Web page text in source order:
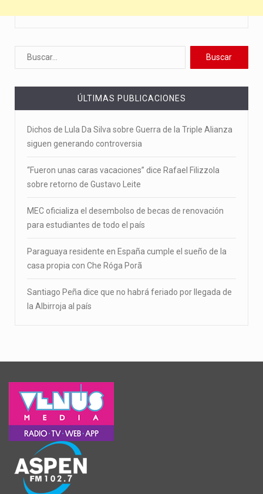
ÚLTIMAS PUBLICACIONES
Dichos de Lula Da Silva sobre Guerra de la Triple Alianza
siguen generando controversia
“Fueron unas caras vacaciones” dice Rafael Filizzola
sobre retorno de Gustavo Leite
MEC oficializa el desembolso de becas de renovación
para estudiantes de todo el país
Paraguaya residente en España cumple el sueño de la
casa propia con Che Róga Porã
Santiago Peña dice que no habrá feriado por llegada de
la Albirroja al país